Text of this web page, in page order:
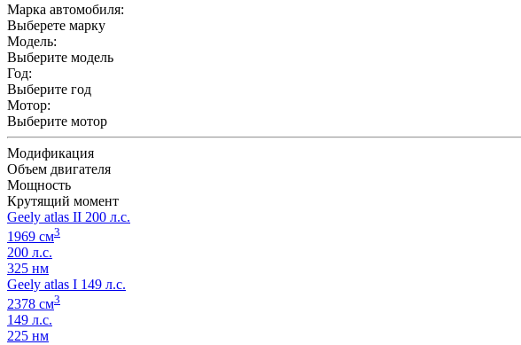
Марка автомобиля:
Выберете марку
Модель:
Выберите модель
Год:
Выберите год
Мотор:
Выберите мотор
Модификация
Объем двигателя
Мощность
Крутящий момент
Geely atlas II 200 л.с.
1969 см3
200 л.с.
325 нм
Geely atlas I 149 л.с.
2378 см3
149 л.с.
225 нм